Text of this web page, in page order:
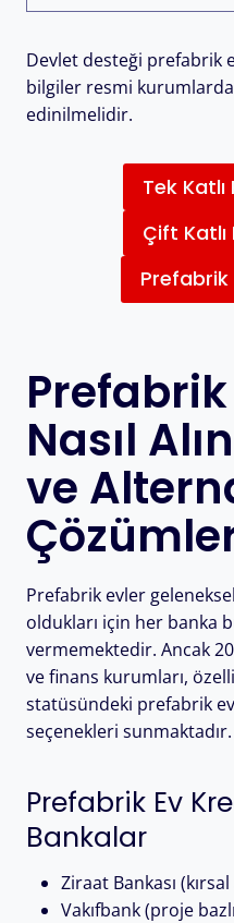
Devlet desteği prefabrik
bilgiler resmi
edinilmelidir.
Tek
Çift Katlı
Prefabrik
Nasıl
ve
Prefabrik evler
oldukları için her banka
vermemektedir. Ancak
ve finans kurumları,
statüsündeki prefabrik
seçenekleri sunmaktadır.
Prefabrik Ev
Bankalar
Ziraat Bankası
Vakıfbank (proje